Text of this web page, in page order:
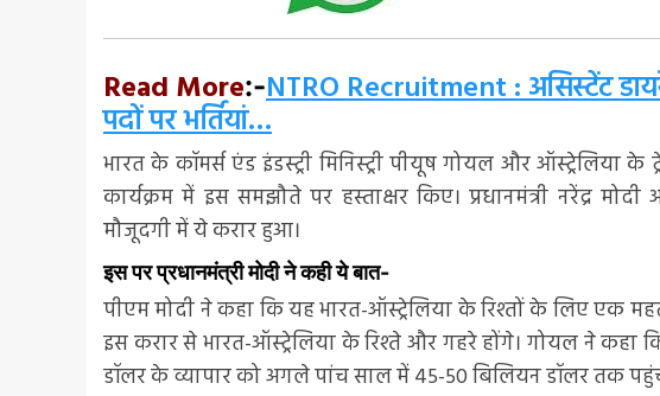
Read More:-NTRO Recruitment : असिस्टेंट
पदों पर भर्तियां…
भारत के कॉमर्स एंड इंडस्ट्री मिनिस्ट्री पीयूष गोयल और ऑस्ट्रेलिया
कार्यक्रम में इस समझौते पर हस्ताक्षर किए। प्रधानमंत्री नरेंद्र
मौजूदगी में ये करार हुआ।
इस पर प्रधानमंत्री मोदी ने कही ये बात-
पीएम मोदी ने कहा कि यह भारत-ऑस्ट्रेलिया के रिश्तों के लिए एक
इस करार से भारत-ऑस्ट्रेलिया के रिश्ते और गहरे होंगे। गोयल ने कहा
डॉलर के व्यापार को अगले पांच साल में 45-50 बिलियन डॉलर तक